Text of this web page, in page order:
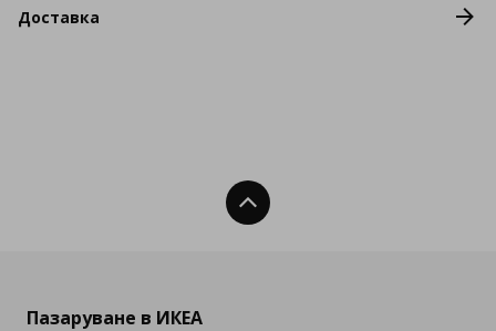
Доставка
Нагоре
Пазаруване в ИКЕА